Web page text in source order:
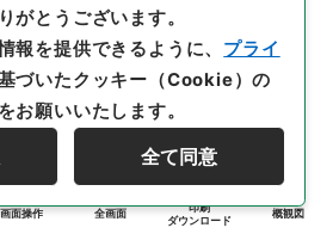
画面操作 全画面
印刷
ダウンロード
概観図
がとうございます。
報を提供できるように、 プライ
づいたクッキー（Cookie）の
お願いいたします。
全て同意